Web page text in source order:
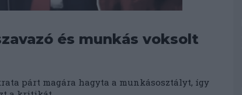
és munkás voksolt
párt magára hagyta a munkásosztályt, így